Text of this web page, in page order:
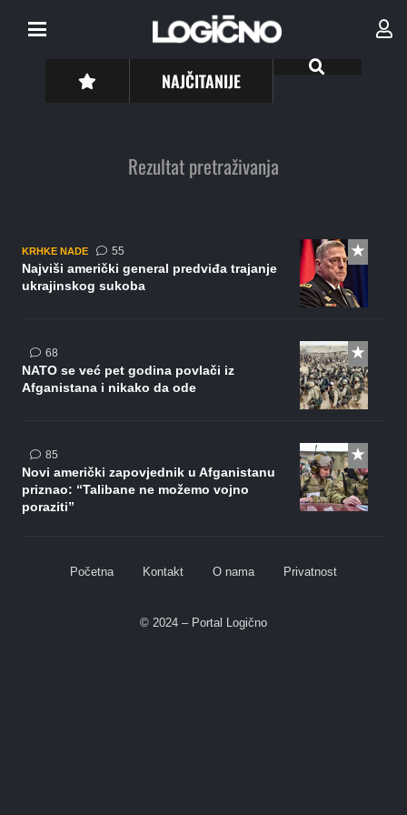
NAJČITANIJE
Rezultat pretraživanja
KRHKE NADE 55komentara
Najviši američki general predviđa trajanje
ukrajinskog sukoba
68komentara
NATO se već pet godina povlači iz
Afganistana i nikako da ode
85komentara
Novi američki zapovjednik u Afganistanu
priznao: “Talibane ne možemo vojno
poraziti”
Početna Kontakt O nama Privatnost
© 2024 – Portal Logično